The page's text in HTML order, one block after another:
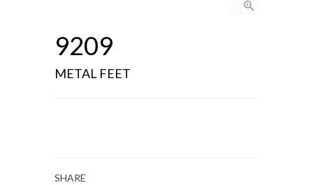
9209
METAL FEET
SHARE